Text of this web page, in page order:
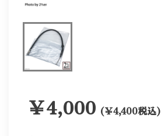
￥4,000 (￥4,400税込)